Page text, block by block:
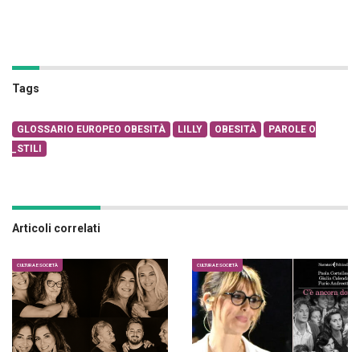
Tags
GLOSSARIO EUROPEO OBESITÀ LILLY OBESITÀ
PAROLE O
_STILI
Articoli correlati
CULTURA E SOCIETÀ CULTURA E SOCIETÀ